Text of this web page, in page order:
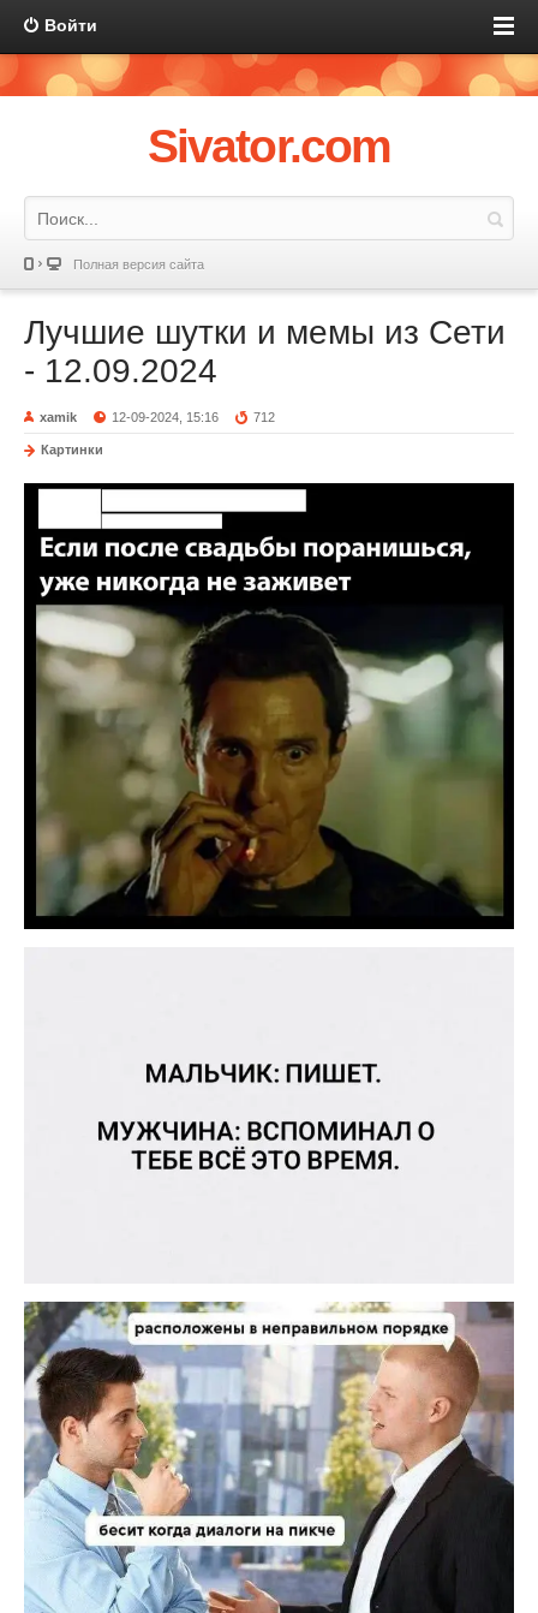
Войти
Sivator.com
Полная версия сайта
Лучшие шутки и мемы из Сети
- 12.09.2024
xamik 12-09-2024, 15:16 712
Картинки